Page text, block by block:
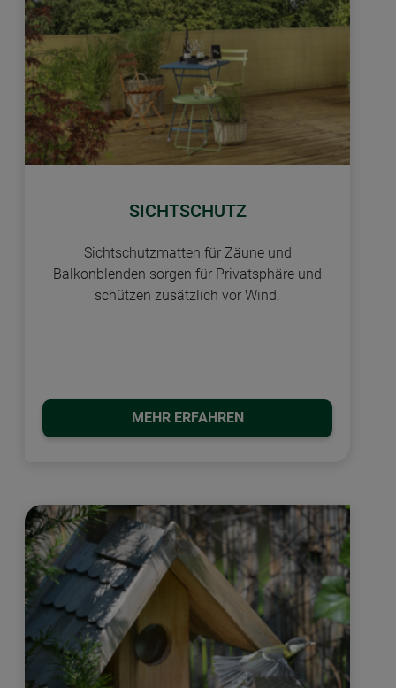
SICHTSCHUTZ
Sichtschutzmatten für Zäune und
Balkonblenden sorgen für Privatsphäre und
schützen zusätzlich vor Wind.
MEHR ERFAHREN